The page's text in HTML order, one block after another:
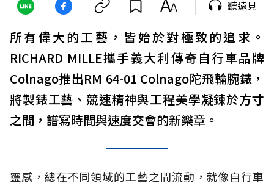
聽遠見
所有偉大的工藝，皆始於對極致的追求。
RICHARD MILLE攜手義大利傳奇自行車品牌
Colnago推出RM 64-01 Colnago陀飛輪腕錶，
將製錶工藝、競速精神與工程美學凝鍊於方寸
之間，譜寫時間與速度交會的新樂章。
靈感，總在不同領域的工藝之間流動，就像自行車